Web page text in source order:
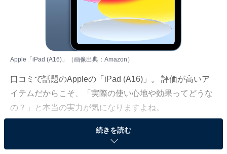
Apple「iPad (A16)」（画像出典：Amazon）
口コミで話題のAppleの「iPad (A16)」。 評価が高いア
イテムだからこそ、「実際の使い心地や効果ってどうな
の？」と本当の実力が気になりますよね。
そこで今回は、iPad (A16)について多くの方が抱く疑問
や、購入前にチェックすべきメリット・デメリットをQ
続きを読む